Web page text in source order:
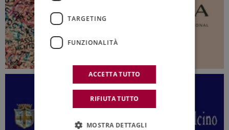
TARGETING
FUNZIONALITÀ
ACCETTA TUTTO
RIFIUTA TUTTO
MOSTRA DETTAGLI